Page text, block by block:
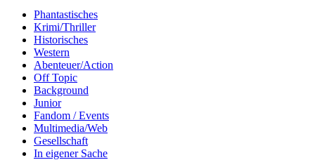
Phantastisches
Krimi/Thriller
Historisches
Western
Abenteuer/Action
Off Topic
Background
Junior
Fandom / Events
Multimedia/Web
Gesellschaft
In eigener Sache